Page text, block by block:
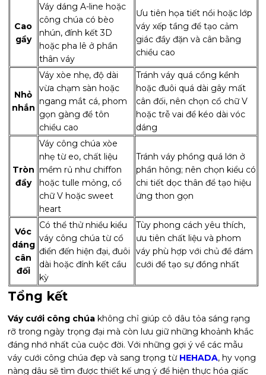
Cao
gầy
Váy dáng A-line hoặc
công chúa có bèo
nhún, đính kết 3D
hoặc pha lê ở phần
thân váy
Ưu tiên họa tiết nổi hoặc lớp
váy xếp tầng để tạo cảm
giác đầy đặn và cân bằng
chiều cao
Nhỏ
nhắn
Váy xòe nhẹ, độ dài
vừa chạm sàn hoặc
ngang mắt cá, phom
gọn gàng để tôn
chiều cao
Tránh váy quá cồng kềnh
hoặc đuôi quá dài gây mất
cân đối, nên chọn cổ chữ V
hoặc trễ vai để kéo dài vóc
dáng
Tròn
đầy
Váy công chúa xòe
nhẹ từ eo, chất liệu
mềm rủ như chiffon
hoặc tulle mỏng, cổ
chữ V hoặc sweet
heart
Tránh váy phồng quá lớn ở
phần hông; nên chọn kiểu có
chi tiết dọc thân để tạo hiệu
ứng thon gọn
Vóc
dáng
cân
đối
Có thể thử nhiều kiểu
váy công chúa từ cổ
điển đến hiện đại, đuôi
dài hoặc đính kết cầu
kỳ
Tùy phong cách yêu thích,
ưu tiên chất liệu và phom
váy phù hợp với chủ đề đám
cưới để tạo sự đồng nhất
Tổng kết
Váy cưới công chúa không chỉ giúp cô dâu tỏa sáng rạng
rỡ trong ngày trọng đại mà còn lưu giữ những khoảnh khắc
đáng nhớ nhất của cuộc đời. Với những gợi ý về các mẫu
váy cưới công chúa đẹp và sang trọng từ HEHADA, hy vọng
nàng dâu sẽ tìm được thiết kế ưng ý để hiện thực hóa giấc